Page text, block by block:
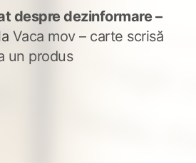
despre dezinformare –
Vaca mov – carte scrisă
un produs